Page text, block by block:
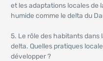
et les adaptations locales de
humide comme le delta du
5. Le rôle des habitants dans
delta. Quelles pratiques
développer ?